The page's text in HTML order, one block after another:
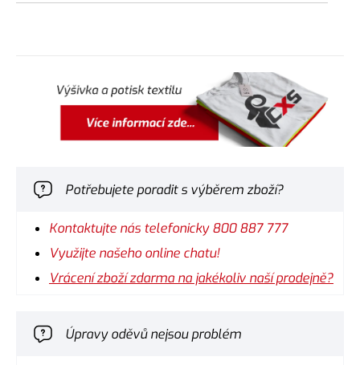
Potřebujete poradit s výběrem zboží?
Kontaktujte nás telefonicky 800 887 777
Využijte našeho online chatu!
Vrácení zboží zdarma na jakékoliv naší prodejně?
Úpravy oděvů nejsou problém